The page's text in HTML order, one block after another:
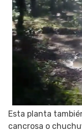
Esta planta
cancrosa o